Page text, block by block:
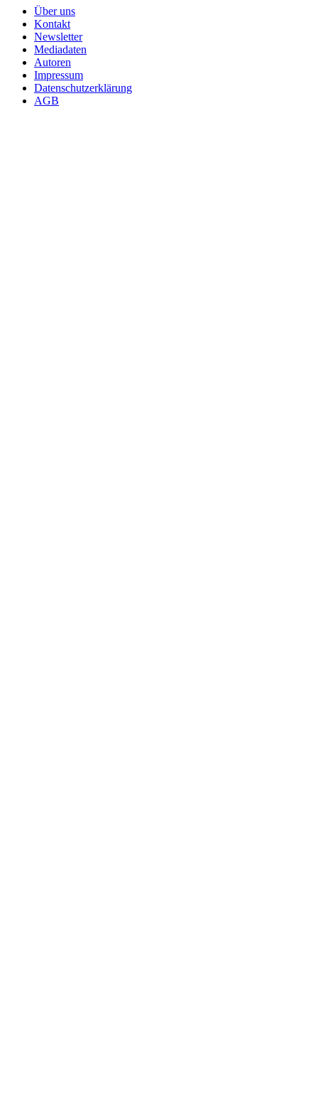
Über uns
Kontakt
Newsletter
Mediadaten
Autoren
Impressum
Datenschutzerklärung
AGB